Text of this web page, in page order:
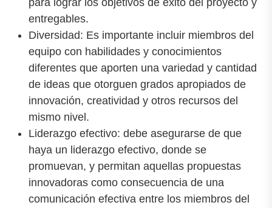
entregables.
Diversidad: Es importante incluir miembros del
equipo con habilidades y conocimientos
diferentes que aporten una variedad y cantidad
de ideas que otorguen grados apropiados de
innovación, creatividad y otros recursos del
mismo nivel.
Liderazgo efectivo: debe asegurarse de que
haya un liderazgo efectivo, donde se
promuevan, y permitan aquellas propuestas
innovadoras como consecuencia de una
comunicación efectiva entre los miembros del